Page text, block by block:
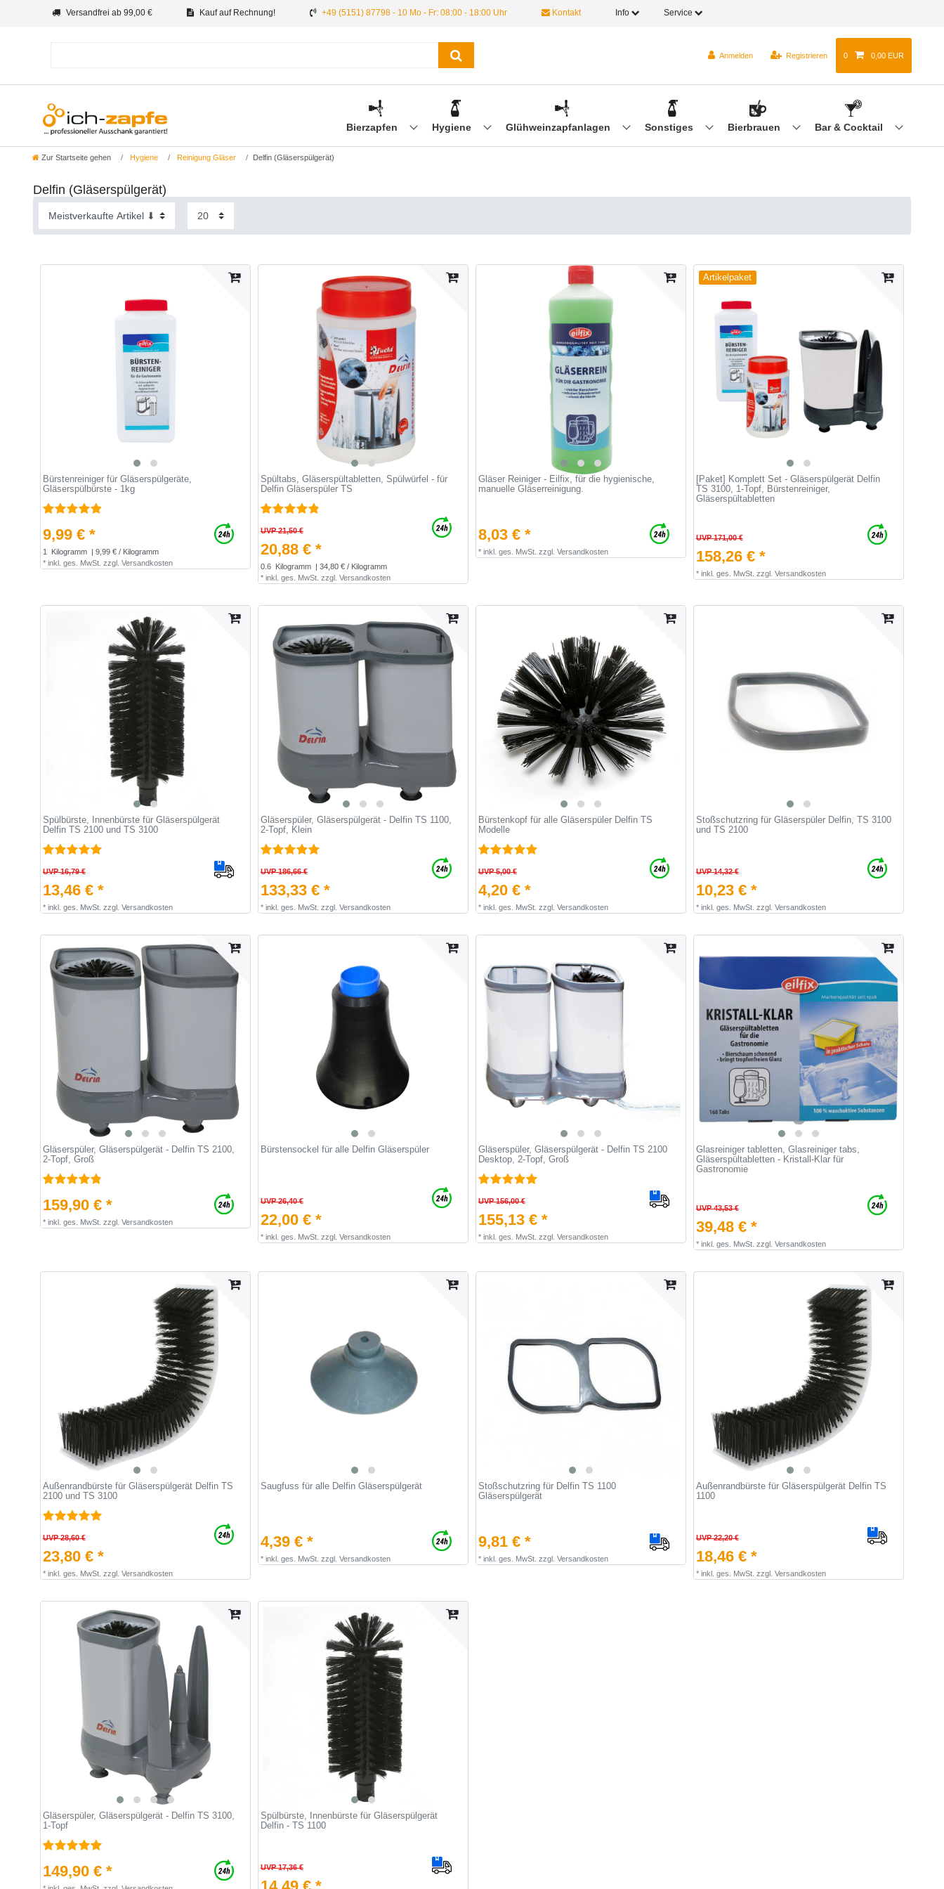
Versandfrei ab 99,00 € Kauf auf Rechnung! +49 (5151) 87798 - 10 Mo - Fr: 08:00 - 18:00 Uhr Kontakt Info Service
Anmelden Registrieren 0 0,00 EUR
Bierzapfen Hygiene Glühweinzapfanlagen Sonstiges Bierbrauen Bar & Cocktail
Zur Startseite gehen Hygiene Reinigung Gläser Delfin (Gläserspülgerät)
Delfin (Gläserspülgerät)
Bürstenreiniger für Gläserspülgeräte,
Gläserspülbürste - 1kg
9,99 € *
1 Kilogramm
| 9,99 € / Kilogramm
* inkl. ges. MwSt. zzgl. Versandkosten
Spültabs, Gläserspültabletten, Spülwürfel - für
Delfin Gläserspüler TS
UVP 21,50 €
20,88 € *
0.6 Kilogramm
| 34,80 € / Kilogramm
* inkl. ges. MwSt. zzgl. Versandkosten
Gläser Reiniger - Eilfix, für die hygienische,
manuelle Gläserreinigung.
8,03 € *
* inkl. ges. MwSt. zzgl. Versandkosten
Artikelpaket
[Paket] Komplett Set - Gläserspülgerät Delfin
TS 3100, 1-Topf, Bürstenreiniger,
Gläserspültabletten
UVP 171,00 €
158,26 € *
* inkl. ges. MwSt. zzgl. Versandkosten
Spülbürste, Innenbürste für Gläserspülgerät
Delfin TS 2100 und TS 3100
UVP 16,79 €
13,46 € *
* inkl. ges. MwSt. zzgl. Versandkosten
Gläserspüler, Gläserspülgerät - Delfin TS 1100,
2-Topf, Klein
UVP 186,66 €
133,33 € *
* inkl. ges. MwSt. zzgl. Versandkosten
Bürstenkopf für alle Gläserspüler Delfin TS
Modelle
UVP 5,00 €
4,20 € *
* inkl. ges. MwSt. zzgl. Versandkosten
Stoßschutzring für Gläserspüler Delfin, TS 3100
und TS 2100
UVP 14,32 €
10,23 € *
* inkl. ges. MwSt. zzgl. Versandkosten
Gläserspüler, Gläserspülgerät - Delfin TS 2100,
2-Topf, Groß
159,90 € *
* inkl. ges. MwSt. zzgl. Versandkosten
Bürstensockel für alle Delfin Gläserspüler
UVP 26,40 €
22,00 € *
* inkl. ges. MwSt. zzgl. Versandkosten
Gläserspüler, Gläserspülgerät - Delfin TS 2100
Desktop, 2-Topf, Groß
UVP 156,00 €
155,13 € *
* inkl. ges. MwSt. zzgl. Versandkosten
Glasreiniger tabletten, Glasreiniger tabs,
Gläserspültabletten - Kristall-Klar für
Gastronomie
UVP 43,53 €
39,48 € *
* inkl. ges. MwSt. zzgl. Versandkosten
Außenrandbürste für Gläserspülgerät Delfin TS
2100 und TS 3100
UVP 28,60 €
23,80 € *
* inkl. ges. MwSt. zzgl. Versandkosten
Saugfuss für alle Delfin Gläserspülgerät
4,39 € *
* inkl. ges. MwSt. zzgl. Versandkosten
Stoßschutzring für Delfin TS 1100
Gläserspülgerät
9,81 € *
* inkl. ges. MwSt. zzgl. Versandkosten
Außenrandbürste für Gläserspülgerät Delfin TS
1100
UVP 22,20 €
18,46 € *
* inkl. ges. MwSt. zzgl. Versandkosten
Gläserspüler, Gläserspülgerät - Delfin TS 3100,
1-Topf
149,90 € *
Spülbürste, Innenbürste für Gläserspülgerät
Delfin - TS 1100
UVP 17,36 €